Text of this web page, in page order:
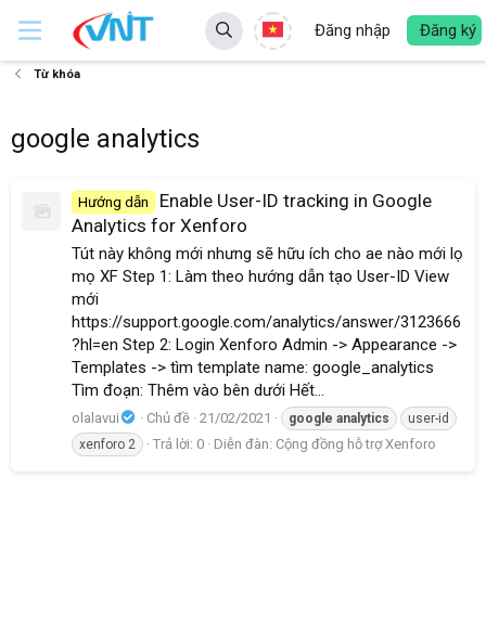
Đăng nhập Đăng ký
Từ khóa
google analytics
Hướng dẫn
Enable User-ID tracking in Google
Analytics for Xenforo
Tút này không mới nhưng sẽ hữu ích cho ae nào mới lọ
mọ XF Step 1: Làm theo hướng dẫn tạo User-ID View
mới
https://support.google.com/analytics/answer/3123666
?hl=en Step 2: Login Xenforo Admin -> Appearance ->
Templates -> tìm template name: google_analytics
Tìm đoạn: Thêm vào bên dưới Hết...
olalavui Chủ đề 21/02/2021 google analytics
user-id
xenforo 2
Trả lời: 0 Diễn đàn: Cộng đồng hỗ trợ Xenforo